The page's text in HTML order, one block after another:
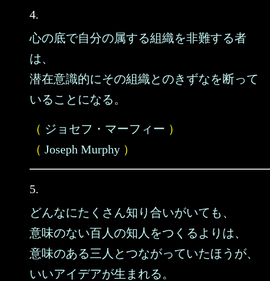
4.
心の底で自分の属する組織を非難する者
は、
潜在意識的にその組織とのきずなを断って
いることになる。
（ ジョセフ・マーフィー ）
（ Joseph Murphy ）
5.
どんなにたくさん知り合いがいても、
意味のない百人の知人をつくるよりは、
意味のある三人とつながっていたほうが、
いいアイデアが生まれる。